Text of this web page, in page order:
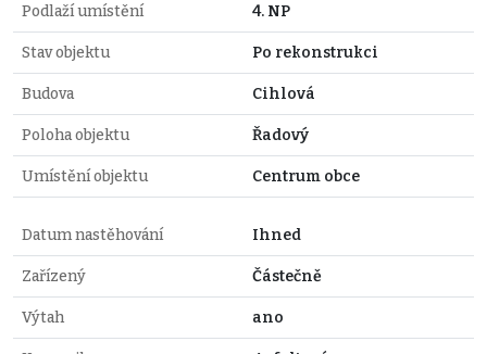
Podlaží umístění 4. NP
Stav objektu Po rekonstrukci
Budova Cihlová
Poloha objektu Řadový
Umístění objektu Centrum obce
Datum nastěhování Ihned
Zařízený Částečně
Výtah ano